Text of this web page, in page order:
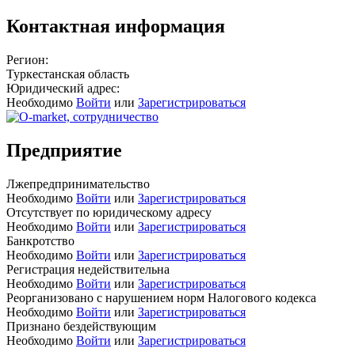
Контактная информация
Регион:
Туркестанская область
Юридический адрес:
Необходимо Войти или Зарегистрироваться
Предприятие
Лжепредпринимательство
Необходимо Войти или Зарегистрироваться
Отсутствует по юридическому адресу
Необходимо Войти или Зарегистрироваться
Банкротство
Необходимо Войти или Зарегистрироваться
Регистрация недействительна
Необходимо Войти или Зарегистрироваться
Реорганизовано с нарушением норм Налогового кодекса
Необходимо Войти или Зарегистрироваться
Признано бездействующим
Необходимо Войти или Зарегистрироваться